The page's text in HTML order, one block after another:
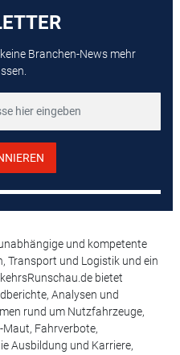
Branchen-News mehr
und kompetente
Transport und Logistik und ein
bietet
Analysen und
rund um Nutzfahrzeuge,
Maut, Fahrverbote,
Ausbildung und Karriere,